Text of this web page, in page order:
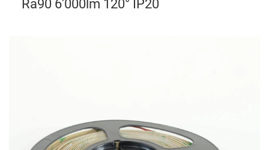
Ra90 6'000lm 120° IP20